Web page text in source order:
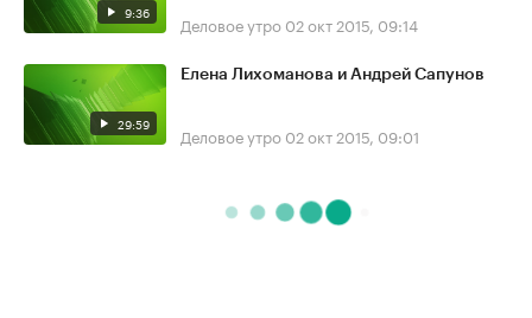
9:36 Деловое утро 02 окт 2015, 09:14
29:59
Елена Лихоманова и Андрей Сапунов
Деловое утро 02 окт 2015, 09:01